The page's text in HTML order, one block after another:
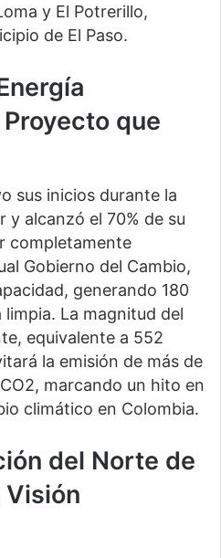
y El Potrerillo,
de El Paso.
que
sus inicios durante la
alcanzó el 70% de su
completamente
Gobierno del Cambio,
generando 180
La magnitud del
equivalente a 552
la emisión de más de
marcando un hito en
climático en Colombia.
del Norte de
Visión